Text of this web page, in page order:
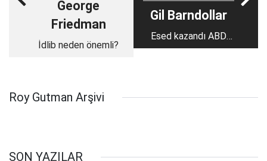
George
Friedman
İdlib neden önemli?
Gil Barndollar
Esed kazandı ABD
artık gitmeli
Roy Gutman Arşivi
SON YAZILAR